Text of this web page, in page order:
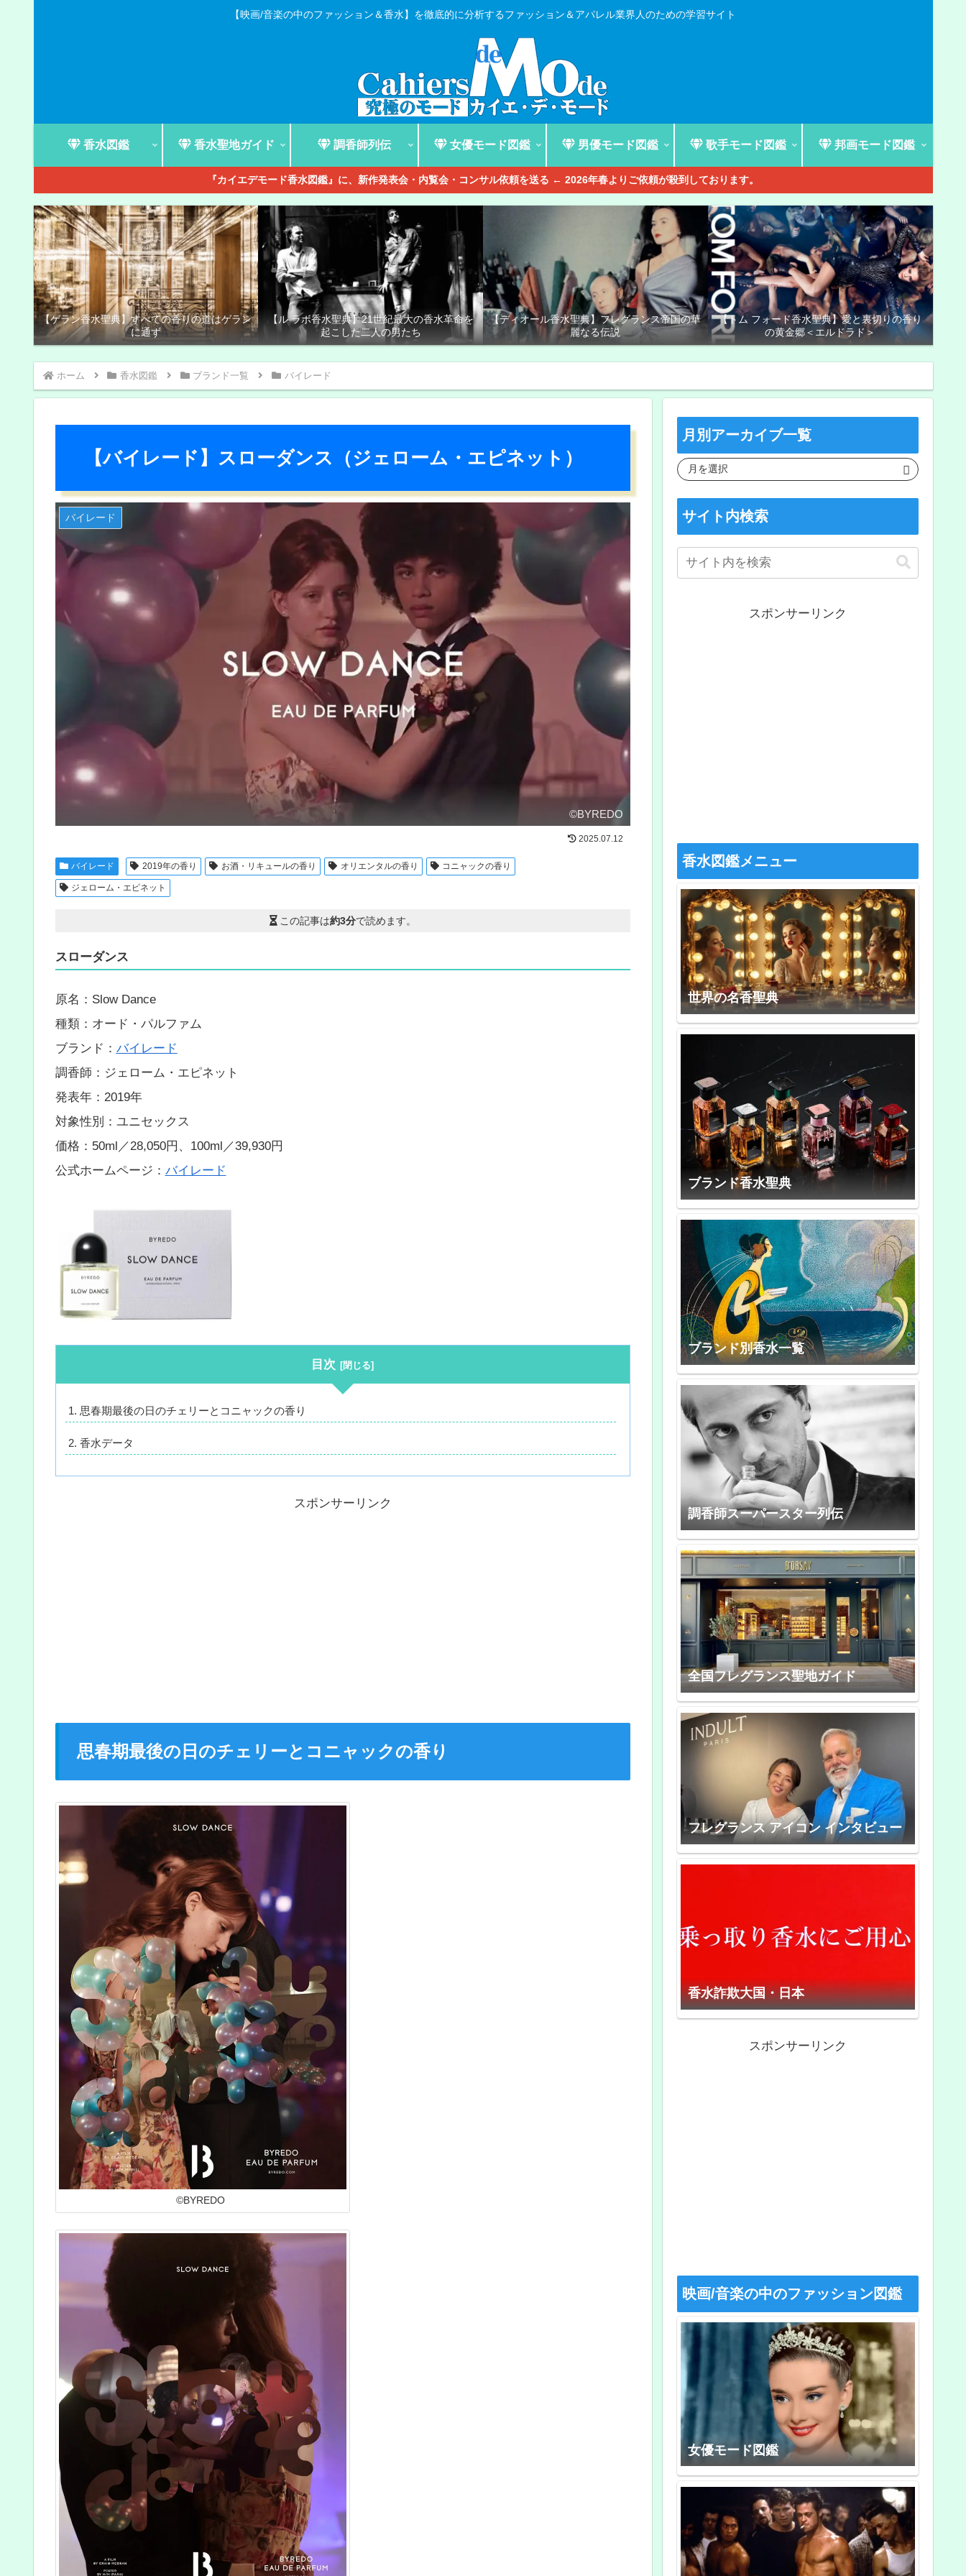
【映画/音楽の中のファッション＆香水】を徹底的に分析するファッション＆アパレル業界人のための学習サイト
香水図鑑 香水聖地ガイド 調香師列伝 女優モード図鑑 男優モード図鑑 歌手モード図鑑 邦画モード図鑑
『カイエデモード香水図鑑』に、新作発表会・内覧会・コンサル依頼を送る ← 2026年春よりご依頼が殺到しております。
【ゲラン香水聖典】すべての香りの道はゲラン
に通ず
【ル ラボ香水聖典】21世紀最大の香水革命を
起こした二人の男たち
【ディオール香水聖典】フレグランス帝国の華
麗なる伝説
【トム フォード香水聖典】愛と裏切りの香り
の黄金郷＜エルドラド＞
ホーム 香水図鑑 ブランド一覧 バイレード
【バイレード】スローダンス（ジェローム・エピネット）
バイレード
©BYREDO
2025.07.12
バイレード 2019年の香り お酒・リキュールの香り オリエンタルの香り コニャックの香り
ジェローム・エピネット
この記事は約3分で読めます。
スローダンス
原名：Slow Dance
種類：オード・パルファム
ブランド： バイレード
調香師：ジェローム・エピネット
発表年：2019年
対象性別：ユニセックス
価格：50ml／28,050円、100ml／39,930円
公式ホームページ： バイレード
目次
思春期最後の日のチェリーとコニャックの香り
香水データ
スポンサーリンク
思春期最後の日のチェリーとコニャックの香り
©BYREDO
月別アーカイブ一覧
サイト内検索
スポンサーリンク
香水図鑑メニュー
世界の名香聖典
ブランド香水聖典
ブランド別香水一覧
調香師スーパースター列伝
全国フレグランス聖地ガイド
フレグランス アイコン インタビュー
香水詐欺大国・日本
スポンサーリンク
映画/音楽の中のファッション図鑑
女優モード図鑑